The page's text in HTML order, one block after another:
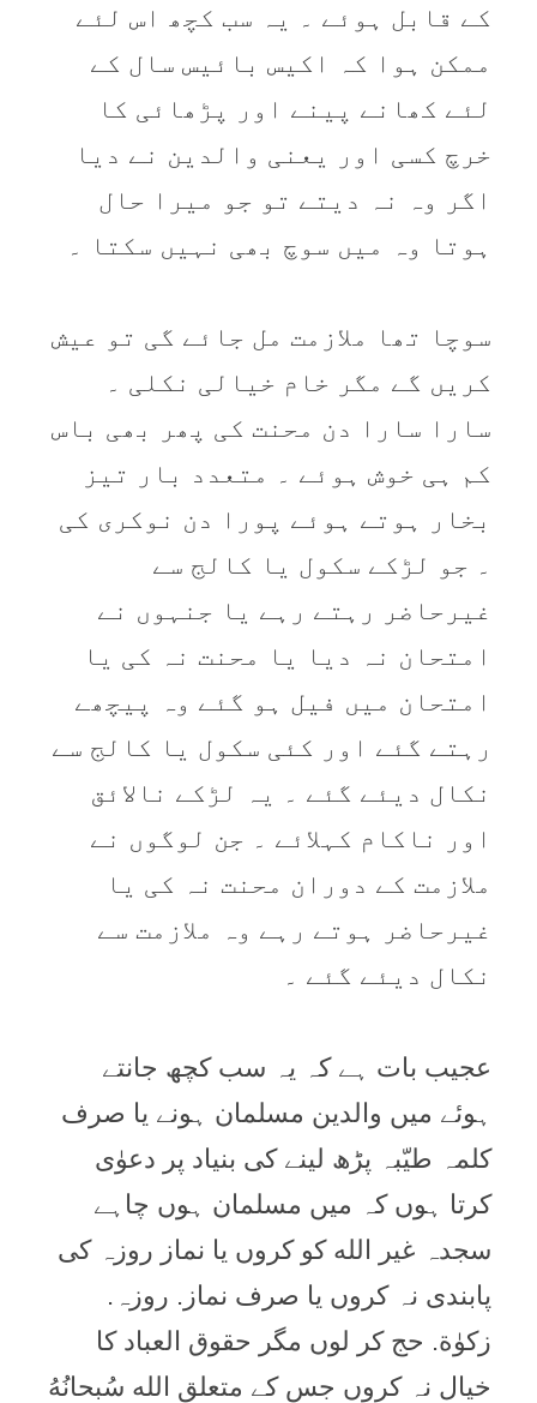
کے قابل ہوئے ۔ یہ سب کچھ اس لئے
ممکن ہوا کہ اکیس بائیس سال کے
لئے کھانے پینے اور پڑھائی کا
خرچ کسی اور یعنی والدین نے دیا
اگر وہ نہ دیتے تو جو میرا حال
ہوتا وہ میں سوچ بھی نہیں سکتا ۔
سوچا تھا ملازمت مل جائے گی تو عیش
کریں گے مگر خام خیالی نکلی ۔
سارا سارا دن محنت کی پھر بھی باس
کم ہی خوش ہوئے ۔ متعدد بار تیز
بخار ہوتے ہوئے پورا دن نوکری کی
۔ جو لڑکے سکول یا کالج سے
غیرحاضر رہتے رہے یا جنہوں نے
امتحان نہ دیا یا محنت نہ کی یا
امتحان میں فیل ہو گئے وہ پیچھے
رہتے گئے اور کئی سکول یا کالج سے
نکال دیئے گئے ۔ یہ لڑکے نالائق
اور ناکام کہلائے ۔ جن لوگوں نے
ملازمت کے دوران محنت نہ کی یا
غیرحاضر ہوتے رہے وہ ملازمت سے
نکال دیئے گئے ۔
عجیب بات ہے کہ یہ سب کچھ جانتے
ہوئے میں والدین مسلمان ہونے یا صرف
کلمہ طیّبہ پڑھ لینے کی بنیاد پر دعوٰی
کرتا ہوں کہ میں مسلمان ہوں چاہے
سجدہ غیر الله کو کروں یا نماز روزہ کی
پابندی نہ کروں یا صرف نماز. روزہ.
زکوٰة. حج کر لوں مگر حقوق العباد کا
خیال نہ کروں جس کے متعلق الله سُبحانُهُ